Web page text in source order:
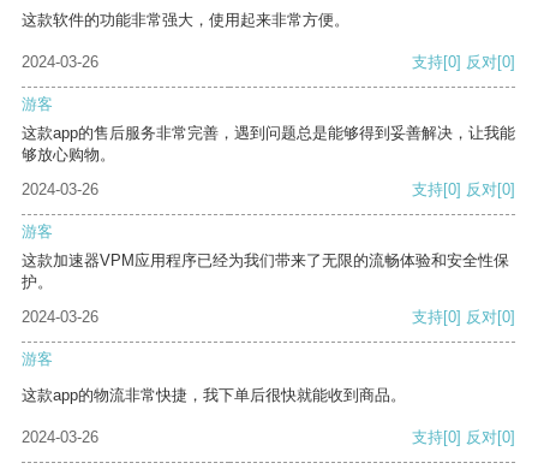
这款软件的功能非常强大，使用起来非常方便。
2024-03-26 支持[0] 反对[0]
游客
这款app的售后服务非常完善，遇到问题总是能够得到妥善解决，让我能
够放心购物。
2024-03-26
支持[0] 反对[0]
游客
这款加速器VPM应用程序已经为我们带来了无限的流畅体验和安全性保
护。
2024-03-26
支持[0] 反对[0]
游客
这款app的物流非常快捷，我下单后很快就能收到商品。
2024-03-26 支持[0] 反对[0]